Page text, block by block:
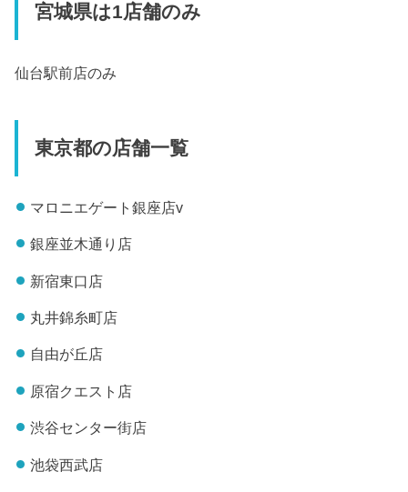
宮城県は1店舗のみ
仙台駅前店のみ
東京都の店舗一覧
マロニエゲート銀座店v
銀座並木通り店
新宿東口店
丸井錦糸町店
自由が丘店
原宿クエスト店
渋谷センター街店
池袋西武店